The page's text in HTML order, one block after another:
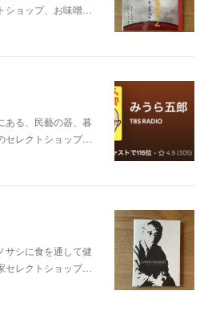
ショップ、お味噌…
ある、民藝の器、暮
セレクトショップ…
サシに食を通して健
セレクトショップ…